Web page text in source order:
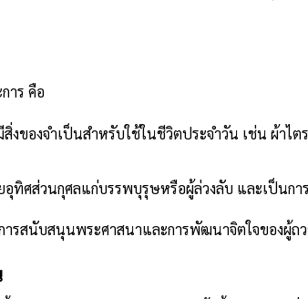
าร คือ
ของจำเป็นสำหรับใช้ในชีวิตประจำวัน เช่น ผ้าไตร
ทิศส่วนกุศลแก่บรรพบุรุษหรือผู้ล่วงลับ และเป็นกา
ารสนับสนุนพระศาสนาและการพัฒนาจิตใจของผู้ถ